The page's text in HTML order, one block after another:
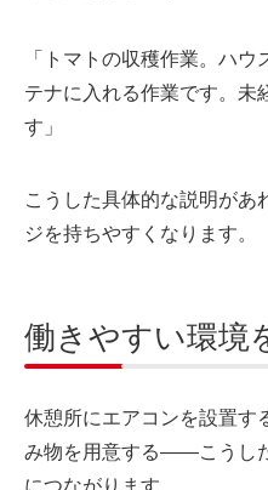
「トマトの収穫作業。ハ
テナに入れる作業です。未
す」
こうした具体的な説明があ
ジを持ちやすくなります。
働きやすい環境
休憩所にエアコンを設置す
み物を用意する――こうし
につながります。